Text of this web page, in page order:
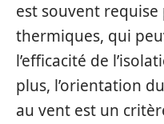
est souvent
thermiques, qui
l’efficacité de
plus, l’orientation
au vent est un